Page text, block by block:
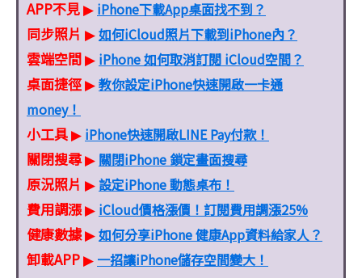
APP不見▶ iPhone下載App桌面找不到？
同步照片 ▶如何iCloud照片下載到iPhone內？
雲端空間▶ iPhone 如何取消訂閱 iCloud空間？
桌面捷徑▶教你設定iPhone快速開啟一卡通
money！
小工具▶ iPhone快速開啟LINE Pay付款！
關閉搜尋▶ 關閉iPhone 鎖定畫面搜尋
原況照片 ▶ 設定iPhone 動態桌布！
費用調漲▶ iCloud價格漲價！訂閱費用調漲25%
健康數據▶如何分享iPhone 健康App資料給家人？
卸載APP▶ 一招讓iPhone儲存空間變大！